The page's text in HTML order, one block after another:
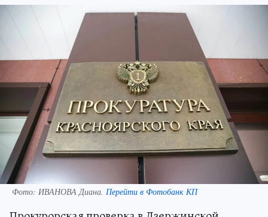
Фото: ИВАНОВА Диана. Перейти в Фотобанк КП